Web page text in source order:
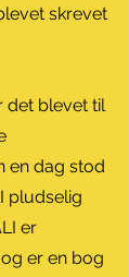
skrevet
det blevet til
en dag stod
pludselig
er
er en bog